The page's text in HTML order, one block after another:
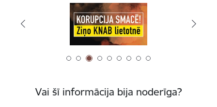
Vai šī informācija bija noderīga?